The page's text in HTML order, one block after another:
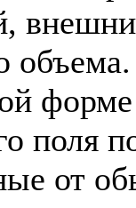
поля
от